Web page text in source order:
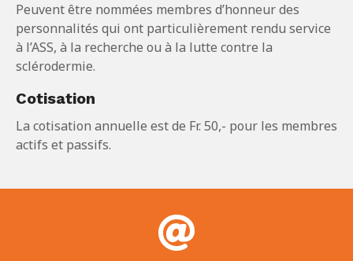
Peuvent être nommées membres d’honneur des
personnalités qui ont particulièrement rendu service
à l’ASS, à la recherche ou à la lutte contre la
sclérodermie.
Cotisation
La cotisation annuelle est de Fr. 50,- pour les membres
actifs et passifs.